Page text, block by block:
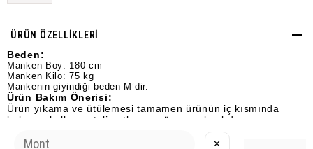
ÜRÜN ÖZELLIKLERI
Beden:
Manken Boy: 180 cm
Manken Kilo: 75 kg
Mankenin giyindiği beden M’dir.
Ürün Bakım Önerisi:
Ürün yıkama ve ütülemesi tamamen ürünün iç kısmında
bulunan kullanım talimatlarına göre yapılmalıdır.
✕